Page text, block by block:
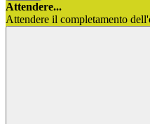
Attendere...
Attendere il completamento